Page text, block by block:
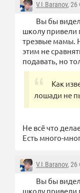
V.I.Baranov, 26
Вы бы
школу привели
трезвые мамы.
этим не
подавать, но
Как
лошади не
Не всё что
Есть много-
V.I.Baranov, 26
Вы бы
школу привели